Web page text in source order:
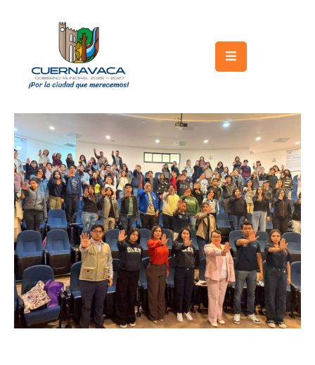
Gobierno
Turismo
Trámites
y
Servicios
Licitaciones
Transparencia
Directorio
Citas